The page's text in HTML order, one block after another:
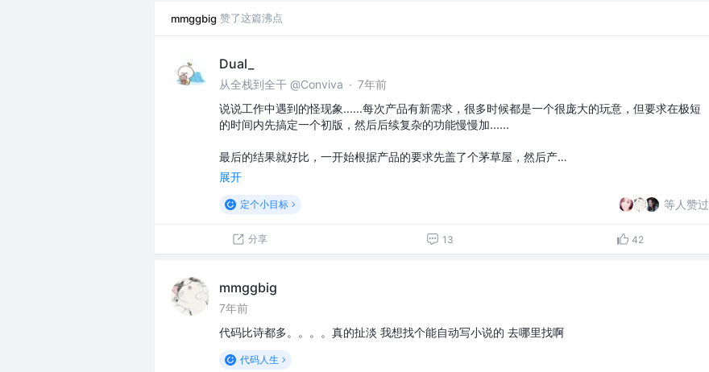
mmggbig 赞了这篇沸点
Dual_
从全栈到全干 @Conviva · 7年前
说说工作中遇到的怪现象......每次产品有新需求，很多时候都是一个很庞大的玩意，但要求在极短
的时间内先搞定一个初版，然后后续复杂的功能慢慢加......
最后的结果就好比，一开始根据产品的要求先盖了个茅草屋，然后产…
展开
定个小目标 等人赞过
分享 13 42
mmggbig
7年前
代码比诗都多。。。。真的扯淡 我想找个能自动写小说的 去哪里找啊
代码人生